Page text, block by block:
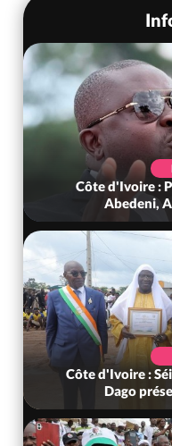
Côte d'Ivoire :
Abedeni,
Côte d'Ivoire :
Dago